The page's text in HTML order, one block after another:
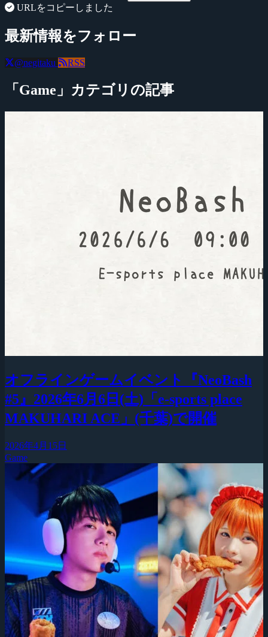
URLをコピーしました
最新情報をフォロー
@negitaku RSS
「Game」カテゴリの記事
オフラインゲームイベント『NeoBash
#5』2026年6月6日(土)「e-sports place
MAKUHARI ACE」(千葉)で開催
2026年4月15日
Game